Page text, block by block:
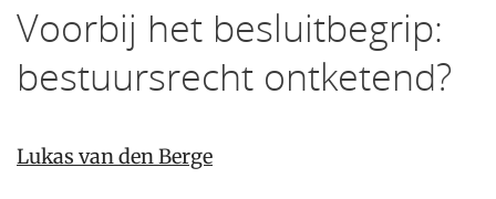
Voorbij het besluitbegrip:
bestuursrecht ontketend?
Lukas van den Berge